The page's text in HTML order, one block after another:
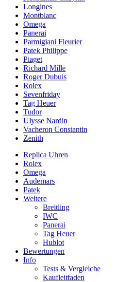
Longines
Montblanc
Omega
Panerai
Parmigiani Fleurier
Patek Philippe
Piaget
Richard Mille
Roger Dubuis
Rolex
Sevenfriday
Tag Heuer
Tudor
Ulysse Nardin
Vacheron Constantin
Zenith
Replica Uhren
Rolex
Omega
Audemars
Patek
Weitere
Breitling
IWC
Panerai
Tag Heuer
Hublot
Bewertungen
Info
Tests & Vergleiche
Kaufleitfaden